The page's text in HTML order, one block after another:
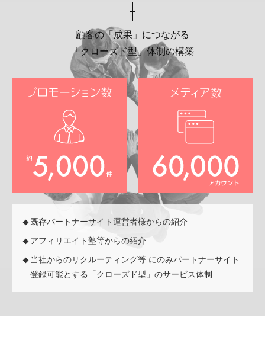
顧客の「成果」につながる
「クローズド型」体制の構築
既存パートナーサイト運営者様からの紹介
アフィリエイト塾等からの紹介
当社からのリクルーティング等 にのみパートナーサイト
登録可能とする「クローズド型」のサービス体制